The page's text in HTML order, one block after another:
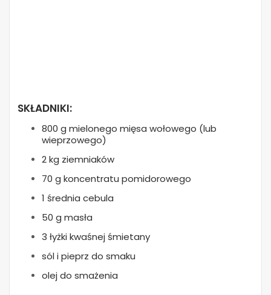
SKŁADNIKI:
800 g mielonego mięsa wołowego (lub
wieprzowego)
2 kg ziemniaków
70 g koncentratu pomidorowego
1 średnia cebula
50 g masła
3 łyżki kwaśnej śmietany
sól i pieprz do smaku
olej do smażenia